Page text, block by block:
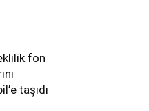
fon
taşıdı